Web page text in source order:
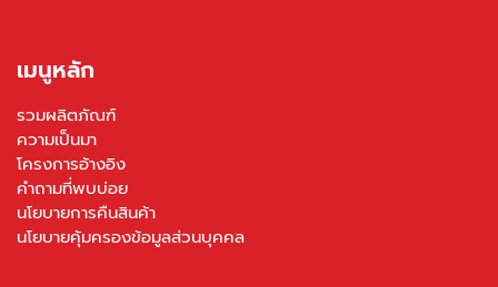
เมนูหลัก
รวมผลิตภัณฑ์
ความเป็นมา
โครงการอ้างอิง
คำถามที่พบบ่อย
นโยบายการคืนสินค้า
นโยบายคุ้มครองข้อมูลส่วนบุคคล